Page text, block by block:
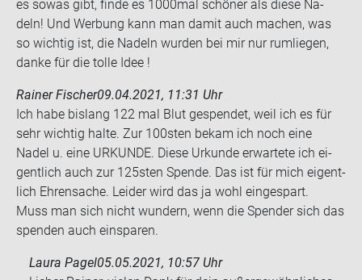
es sowas gibt, finde es 1000mal schö­ner als diese Na­
deln! Und Wer­bung kann man damit auch ma­chen, was
so wich­tig ist, die Na­deln wur­den bei mir nur rum­lie­gen,
danke für die tolle Idee !
Rainer Fischer09.04.2021, 11:31 Uhr
Ich habe bis­lang 122 mal Blut ge­spen­det, weil ich es für
sehr wich­tig halte. Zur 100sten bekam ich noch eine
Nadel u. eine UR­KUN­DE. Diese Ur­kun­de er­war­te­te ich ei­
gent­lich auch zur 125sten Spen­de. Das ist für mich ei­gent­
lich Eh­ren­sa­che. Lei­der wird das ja wohl ein­ge­spart.
Muss man sich nicht wun­dern, wenn die Spen­der sich das
spen­den auch ein­spa­ren.
Laura Pagel05.05.2021, 10:57 Uhr